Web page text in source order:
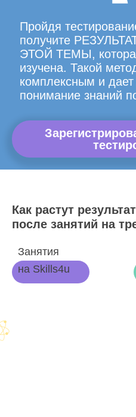
Пройдя
получите
ЭТОЙ ТЕМЫ,
изучена. Такой
комплексным и
понимание знаний
Как растут
после занятий на
Занятия
на Skills4u